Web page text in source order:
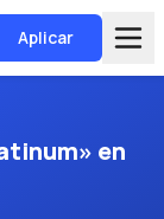
Aplicar
en